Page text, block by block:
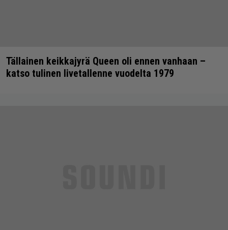
Tällainen keikkajyrä Queen oli ennen vanhaan –
katso tulinen livetallenne vuodelta 1979